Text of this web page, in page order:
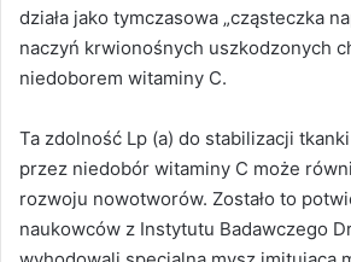
działa jako tymczasowa „cząsteczka
naczyń krwionośnych uszkodzonych
niedoborem witaminy C.
Ta zdolność Lp (a) do stabilizacji tkanki
przez niedobór witaminy C może
rozwoju nowotworów. Zostało to
naukowców z Instytutu Badawczego